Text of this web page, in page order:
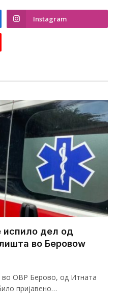
Instagram
испило дел од
во Беровоw
во ОВР Берово, од Итната
пријавено…